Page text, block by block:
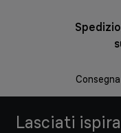
Lasciati